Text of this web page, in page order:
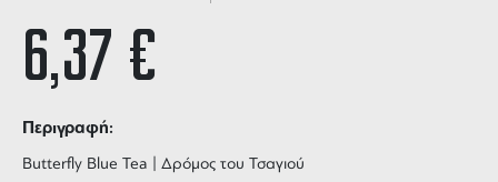
6,37 €
Περιγραφή:
Butterfly Blue Tea | Δρόμος του Τσαγιού